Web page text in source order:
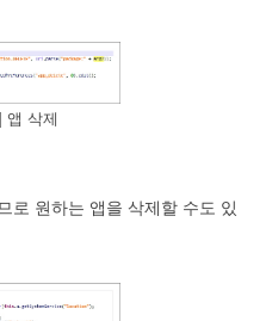
앱 삭제
로 원하는 앱을 삭제할 수도 있